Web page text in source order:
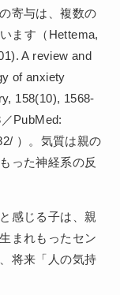
寄与は、複数の
ます（Hettema,
A review and
of anxiety
158(10), 1568-
PubMed:
）。気質は親の
った神経系の反
感じる子は、親
まれもったセン
将来「人の気持